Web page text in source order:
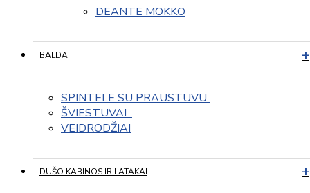
DEANTE MOKKO
BALDAI
SPINTELE SU PRAUSTUVU
ŠVIESTUVAI
VEIDRODŽIAI
DUŠO KABINOS IR LATAKAI